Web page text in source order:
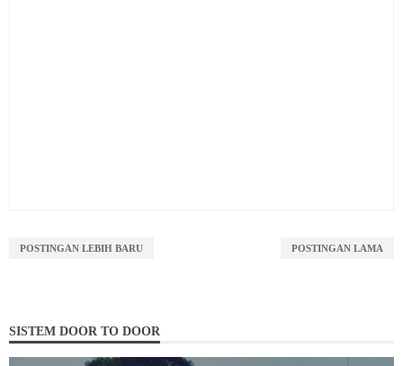
POSTINGAN LEBIH BARU POSTINGAN LAMA
SISTEM DOOR TO DOOR